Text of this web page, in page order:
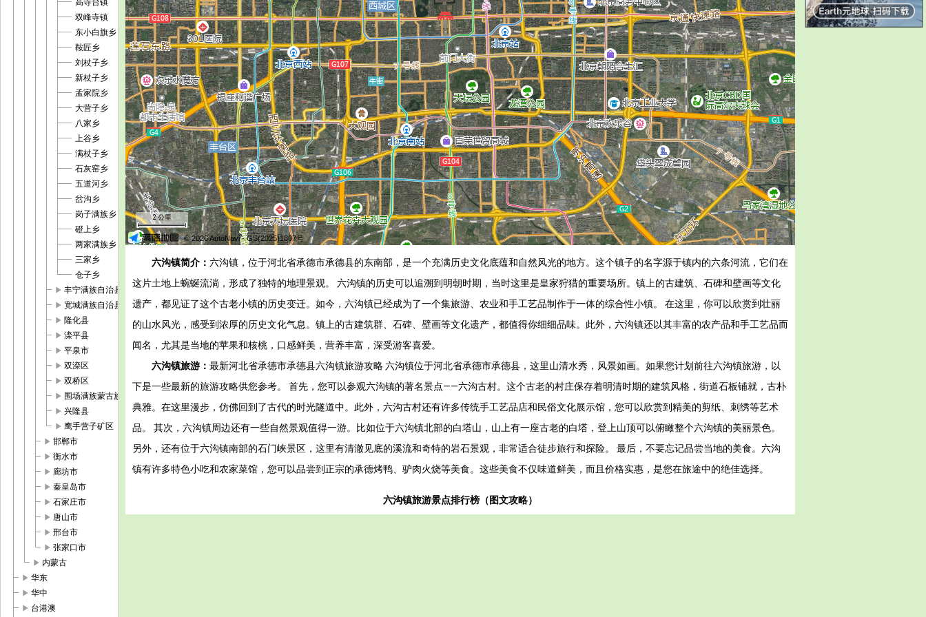
高寺台镇
双峰寺镇
东小白旗乡
鞍匠乡
刘杖子乡
新杖子乡
孟家院乡
大营子乡
八家乡
上谷乡
满杖子乡
石灰窑乡
五道河乡
岔沟乡
岗子满族乡
磴上乡
两家满族乡
三家乡
仓子乡
play_arrow 丰宁满族自治县
play_arrow 宽城满族自治县
play_arrow 隆化县
play_arrow 滦平县
play_arrow 平泉市
play_arrow 双滦区
play_arrow 双桥区
play_arrow 围场满族蒙古族自治县
play_arrow 兴隆县
play_arrow 鹰手营子矿区
play_arrow 邯郸市
play_arrow 衡水市
play_arrow 廊坊市
play_arrow 秦皇岛市
play_arrow 石家庄市
play_arrow 唐山市
play_arrow 邢台市
play_arrow 张家口市
play_arrow 内蒙古
play_arrow 华东
play_arrow 华中
play_arrow 台港澳
2 公里
© 2026 AutoNavi- GS(2025)1807号
六沟镇简介： 六沟镇，位于河北省承德市承德县的东南部，是一个充满历史文化底蕴和自然风光的地方。这个镇子的名字源于镇内的六条河流，它们在
这片土地上蜿蜒流淌，形成了独特的地理景观。 六沟镇的历史可以追溯到明朝时期，当时这里是皇家狩猎的重要场所。镇上的古建筑、石碑和壁画等文化
遗产，都见证了这个古老小镇的历史变迁。如今，六沟镇已经成为了一个集旅游、农业和手工艺品制作于一体的综合性小镇。 在这里，你可以欣赏到壮丽
的山水风光，感受到浓厚的历史文化气息。镇上的古建筑群、石碑、壁画等文化遗产，都值得你细细品味。此外，六沟镇还以其丰富的农产品和手工艺品而
闻名，尤其是当地的苹果和核桃，口感鲜美，营养丰富，深受游客喜爱。
六沟镇旅游： 最新河北省承德市承德县六沟镇旅游攻略 六沟镇位于河北省承德市承德县，这里山清水秀，风景如画。如果您计划前往六沟镇旅游，以
下是一些最新的旅游攻略供您参考。 首先，您可以参观六沟镇的著名景点——六沟古村。这个古老的村庄保存着明清时期的建筑风格，街道石板铺就，古朴
典雅。在这里漫步，仿佛回到了古代的时光隧道中。此外，六沟古村还有许多传统手工艺品店和民俗文化展示馆，您可以欣赏到精美的剪纸、刺绣等艺术
品。 其次，六沟镇周边还有一些自然景观值得一游。比如位于六沟镇北部的白塔山，山上有一座古老的白塔，登上山顶可以俯瞰整个六沟镇的美丽景色。
另外，还有位于六沟镇南部的石门峡景区，这里有清澈见底的溪流和奇特的岩石景观，非常适合徒步旅行和探险。 最后，不要忘记品尝当地的美食。六沟
镇有许多特色小吃和农家菜馆，您可以品尝到正宗的承德烤鸭、驴肉火烧等美食。这些美食不仅味道鲜美，而且价格实惠，是您在旅途中的绝佳选择。
六沟镇旅游景点排行榜（图文攻略）